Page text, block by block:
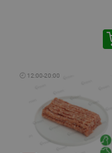
🕘 12:00-20:00